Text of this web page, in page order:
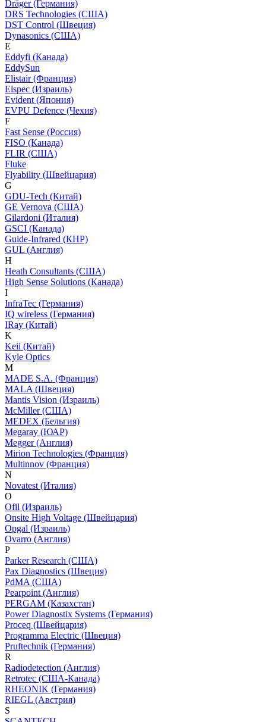
Dräger (Германия)
DRS Technologies (США)
DST Control (Швеция)
Dynasonics (США)
E
Eddyfi (Канада)
EddySun
Elistair (Франция)
Elspec (Израиль)
Evident (Япония)
EVPU Defence (Чехия)
F
Fast Sense (Россия)
FISO (Канада)
FLIR (США)
Fluke
Flyability (Швейцария)
G
GDU-Tech (Китай)
GE Vernova (США)
Gilardoni (Италия)
GSCI (Канада)
Guide-Infrared (КНР)
GUL (Англия)
H
Heath Consultants (США)
High Sense Solutions (Канада)
I
InfraTec (Германия)
IQ wireless (Германия)
IRay (Китай)
K
Keii (Китай)
Kyle Optics
M
MADE S.A. (Франция)
MALA (Швеция)
Mantis Vision (Израиль)
McMiller (США)
MEDEX (Бельгия)
Megaray (ЮАР)
Megger (Англия)
Mirion Technologies (Франция)
Multinnov (Франция)
N
Novatest (Италия)
O
Ofil (Израиль)
Onsite High Voltage (Швейцария)
Opgal (Израиль)
Ovarro (Англия)
P
Parker Research (США)
Pax Diagnostics (Швеция)
PdMA (США)
Pearpoint (Англия)
PERGAM (Казахстан)
Power Diagnostix Systems (Германия)
Proceq (Швейцария)
Programma Electric (Швеция)
Pruftechnik (Германия)
R
Radiodetection (Англия)
Retrotec (США-Канада)
RHEONIK (Германия)
RIEGL (Австрия)
S